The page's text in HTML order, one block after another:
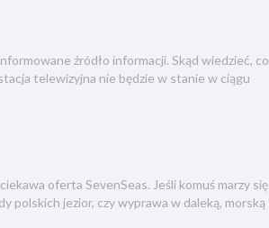
źródło informacji. Skąd wiedzieć, co
telewizyjna nie będzie w stanie w ciągu
oferta SevenSeas. Jeśli komuś marzy się
polskich jezior, czy wyprawa w daleką, morską